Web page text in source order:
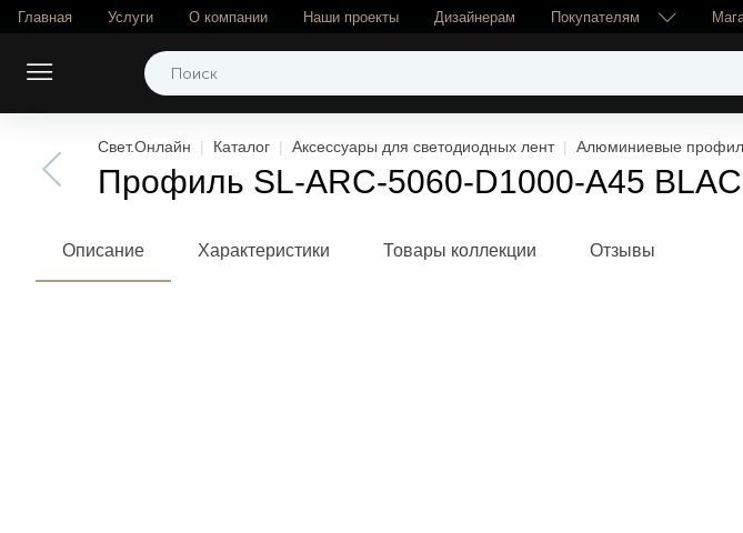
Главная Услуги О компании Наши проекты Дизайнерам Покупателям
Свет.Онлайн Каталог Аксессуары для светодиодных лент Алюминиевые
Профиль SL-ARC-5060-D1000-A45
Описание Характеристики Товары коллекции Отзывы